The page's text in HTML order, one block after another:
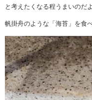
と考えたくなる程うまいのだ
帆掛舟のような「海苔」を食